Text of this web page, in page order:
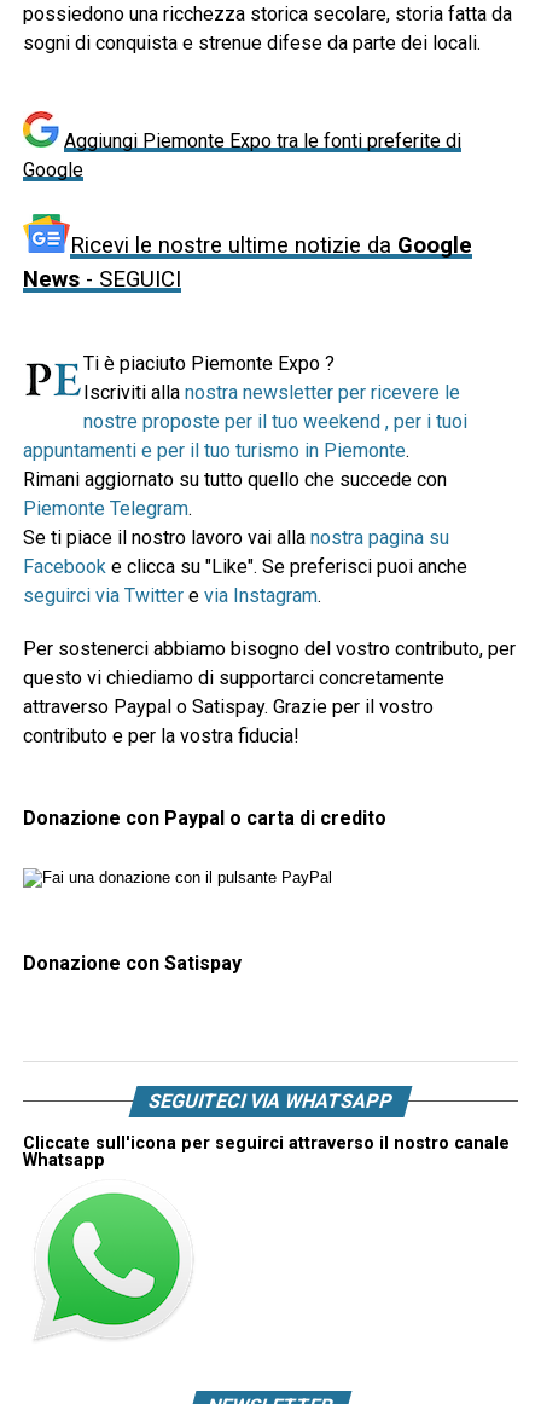
possiedono una ricchezza storica secolare, storia fatta da
sogni di conquista e strenue difese da parte dei locali.
Aggiungi Piemonte Expo tra le fonti preferite di
Google
Ricevi le nostre ultime notizie da Google
News- SEGUICI
Ti è piaciuto Piemonte Expo ?
Iscriviti alla nostra newsletter per ricevere le
nostre proposte per il tuo weekend , per i tuoi
appuntamenti e per il tuo turismo in Piemonte.
Rimani aggiornato su tutto quello che succede con
Piemonte Telegram.
Se ti piace il nostro lavoro vai alla nostra pagina su
Facebooke clicca su "Like". Se preferisci puoi anche
seguirci via Twittere via Instagram.
Per sostenerci abbiamo bisogno del vostro contributo, per
questo vi chiediamo di supportarci concretamente
attraverso Paypal o Satispay. Grazie per il vostro
contributo e per la vostra fiducia!
Donazione con Paypal o carta di credito
Donazione con Satispay
SEGUITECI VIA WHATSAPP
Cliccate sull'icona per seguirci attraverso il nostro canale
Whatsapp